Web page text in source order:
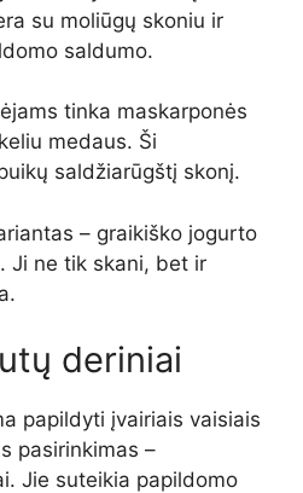
su moliūgų skoniu ir
saldumo.
tinka maskarponės
medaus. Ši
saldžiarūgštį skonį.
– graikiško jogurto
Ji ne tik skani, bet ir
deriniai
papildyti įvairiais vaisiais
pasirinkimas –
Jie suteikia papildomo